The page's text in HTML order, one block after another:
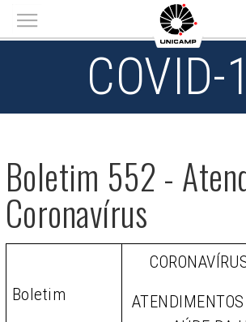
Main menu
COVID-
Boletim 552 -
Coronavírus
Boletim